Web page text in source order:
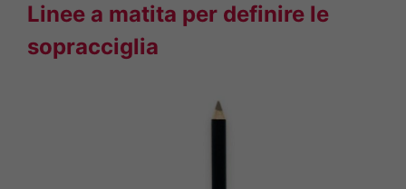
Linee a matita per definire le
sopracciglia